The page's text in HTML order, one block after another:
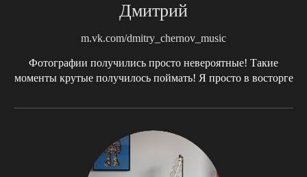
Дмитрий
m.vk.com/dmitry_chernov_music
Фотографии получились просто невероятные! Такие
моменты крутые получилось поймать! Я просто в восторге